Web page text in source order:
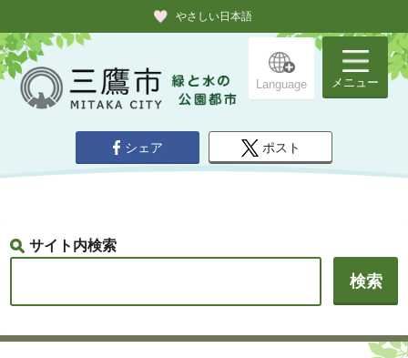
やさしい日本語
Language メニュー
シェア ポスト
サイト内検索